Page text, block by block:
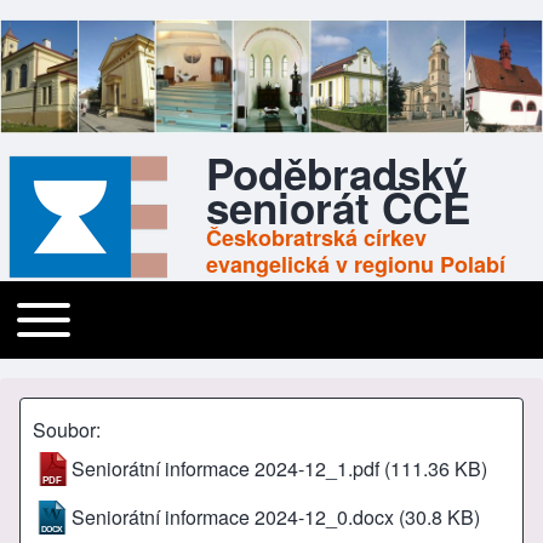
Poděbradský
seniorát ČCE
Českobratrská církev
evangelická v regionu Polabí
Main navigation
Toggle main menu
Soubor
Seniorátní informace 2024-12_1.pdf (111.36 KB)
Seniorátní informace 2024-12_0.docx (30.8 KB)